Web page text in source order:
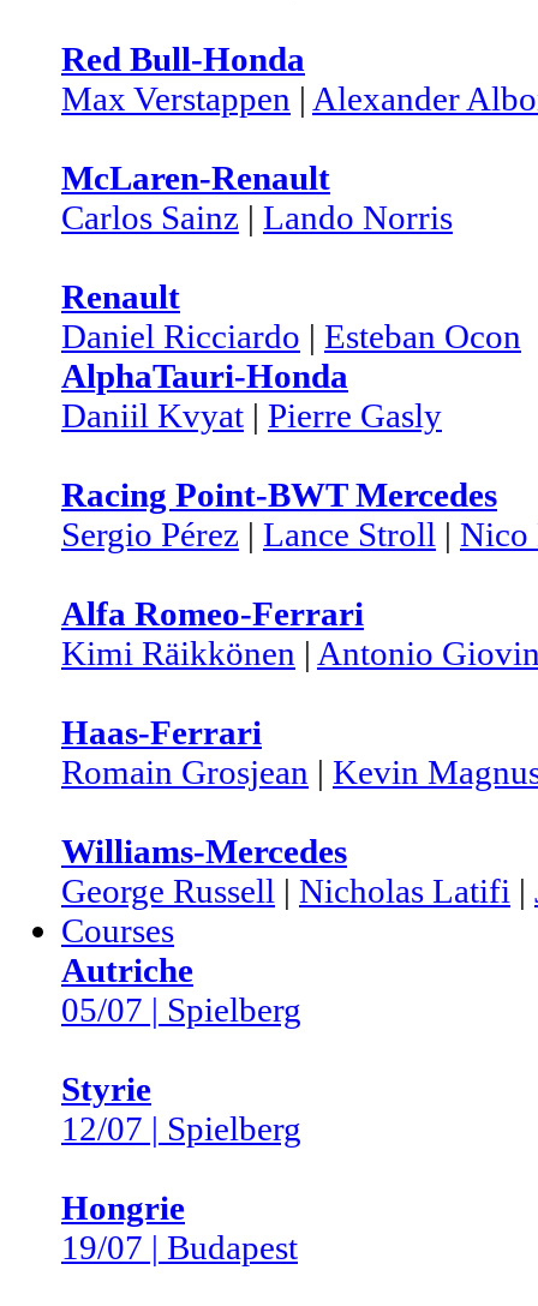
Red Bull-Honda
Max Verstappen | Alexander
McLaren-Renault
Carlos Sainz | Lando Norris
Renault
Daniel Ricciardo | Esteban Ocon
AlphaTauri-Honda
Daniil Kvyat | Pierre Gasly
Racing Point-BWT Mercedes
Sergio Pérez | Lance Stroll | Nico
Alfa Romeo-Ferrari
Kimi Räikkönen | Antonio
Haas-Ferrari
Romain Grosjean | Kevin
Williams-Mercedes
George Russell | Nicholas Latifi |
Courses
Autriche
05/07 | Spielberg
Styrie
12/07 | Spielberg
Hongrie
19/07 | Budapest